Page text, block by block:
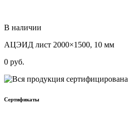
В наличии
АЦЭИД лист 2000×1500, 10 мм
0 руб.
Сертификаты